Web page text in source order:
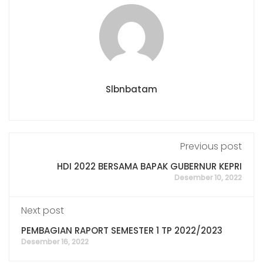
Slbnbatam
Previous post
HDI 2022 BERSAMA BAPAK GUBERNUR KEPRI
Desember 10, 2022
Next post
PEMBAGIAN RAPORT SEMESTER 1 TP 2022/2023
Desember 16, 2022